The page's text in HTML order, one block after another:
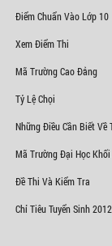
Điểm Chuẩn Vào Lớp 10
Xem Điểm Thi
Mã Trường Cao Đẳng
Tỷ Lệ Chọi
Những Điều Cần Biết Về
Mã Trường Đại Học
Đề Thi Và Kiểm Tra
Chỉ Tiêu Tuyển Sinh 2012